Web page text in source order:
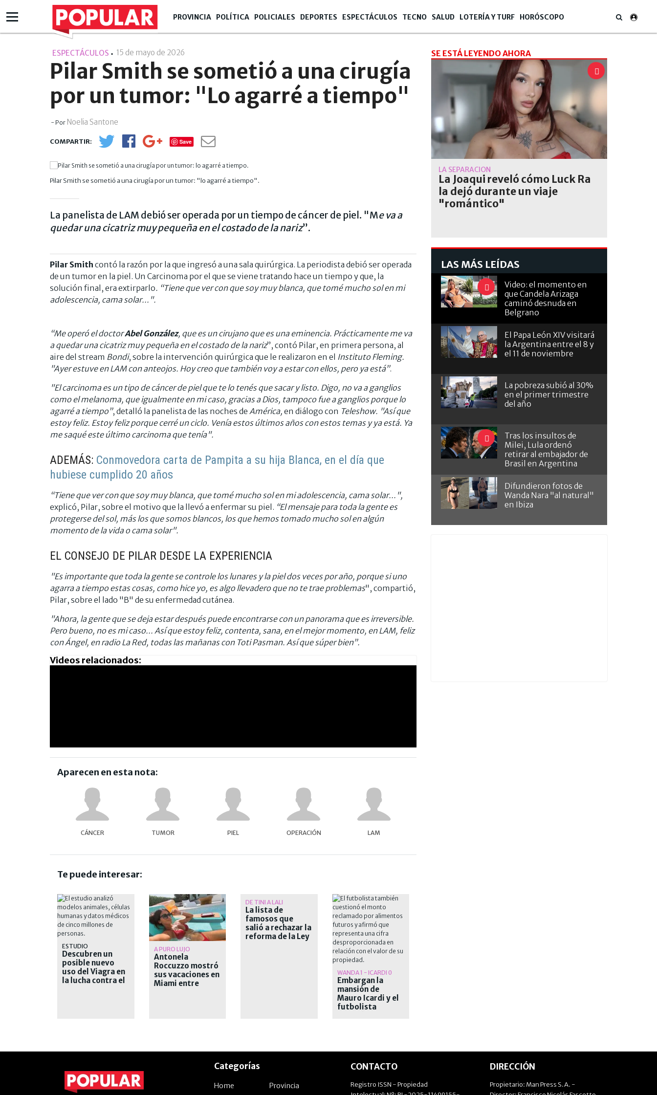
PROVINCIA POLÍTICA POLICIALES DEPORTES ESPECTÁCULOS TECNO SALUD LOTERÍA Y TURF HORÓSCOPO
ESPECTÁCULOS 15 de mayo de 2026
Pilar Smith se sometió a una cirugía
por un tumor: "Lo agarré a tiempo"
- Por Noelia Santone
Save
Pilar Smith se sometió a una cirugía por un tumor: "lo agarré a tiempo".
La panelista de LAM debió ser operada por un tiempo de cáncer de piel. "Me va a
quedar una cicatriz muy pequeña en el costado de la nariz”.
Pilar Smith contó la razón por la que ingresó a una sala quirúrgica. La periodista debió ser operada
de un tumor en la piel. Un Carcinoma por el que se viene tratando hace un tiempo y que, la
solución final, era extirparlo. “Tiene que ver con que soy muy blanca, que tomé mucho sol en mi
adolescencia, cama solar...".
“Me operó el doctorAbel González, que es un cirujano que es una eminencia. Prácticamente me va
a quedar una cicatriz muy pequeña en el costado de la nariz”, contó Pilar, en primera persona, al
aire del stream Bondi, sobre la intervención quirúrgica que le realizaron en el Instituto Fleming.
"Ayer estuve en LAM con anteojos. Hoy creo que también voy a estar con ellos, pero ya está”.
"El carcinoma es un tipo de cáncer de piel que te lo tenés que sacar y listo. Digo, no va a ganglios
como el melanoma, que igualmente en mi caso, gracias a Dios, tampoco fue a ganglios porque lo
agarré a tiempo”, detalló la panelista de las noches de América, en diálogo con Teleshow. "Así que
estoy feliz. Estoy feliz porque cerré un ciclo. Venía estos últimos años con estos temas y ya está. Ya
me saqué este último carcinoma que tenía".
ADEMÁS: Conmovedora carta de Pampita a su hija Blanca, en el día que
hubiese cumplido 20 años
“Tiene que ver con que soy muy blanca, que tomé mucho sol en mi adolescencia, cama solar...",
explicó, Pilar, sobre el motivo que la llevó a enfermar su piel. “El mensaje para toda la gente es
protegerse del sol, más los que somos blancos, los que hemos tomado mucho sol en algún
momento de la vida o cama solar".
EL CONSEJO DE PILAR DESDE LA EXPERIENCIA
"Es importante que toda la gente se controle los lunares y la piel dos veces por año, porque si uno
agarra a tiempo estas cosas, como hice yo, es algo llevadero que no te trae problemas", compartió,
Pilar, sobre el lado "B" de su enfermedad cutánea.
"Ahora, la gente que se deja estar después puede encontrarse con un panorama que es irreversible.
Pero bueno, no es mi caso... Así que estoy feliz, contenta, sana, en el mejor momento, en LAM, feliz
con Ángel, en radio La Red, todas las mañanas con Toti Pasman. Así que súper bien”.
Videos relacionados:
Aparecen en esta nota:
CÁNCER TUMOR PIEL OPERACIÓN LAM
Te puede interesar:
ESTUDIO
Descubren un
posible nuevo
uso del Viagra en
la lucha contra el
A PURO LUJO
Antonela
Roccuzzo mostró
sus vacaciones en
Miami entre
DE TINI A LALI
La lista de
famosos que
salió a rechazar la
reforma de la Ley
WANDA 1 - ICARDI 0
Embargan la
mansión de
Mauro Icardi y el
futbolista
SE ESTÁ LEYENDO AHORA
LA SEPARACIÓN
La Joaqui reveló cómo Luck Ra
la dejó durante un viaje
"romántico"
LAS MÁS LEÍDAS
Video: el momento en
que Candela Arizaga
caminó desnuda en
Belgrano
El Papa León XIV visitará
la Argentina entre el 8 y
el 11 de noviembre
La pobreza subió al 30%
en el primer trimestre
del año
Tras los insultos de
Milei, Lula ordenó
retirar al embajador de
Brasil en Argentina
Difundieron fotos de
Wanda Nara "al natural"
en Ibiza
Categorías
Home Provincia
CONTACTO
Registro ISSN - Propiedad
DIRECCIÓN
Propietario: Man Press S.A. -